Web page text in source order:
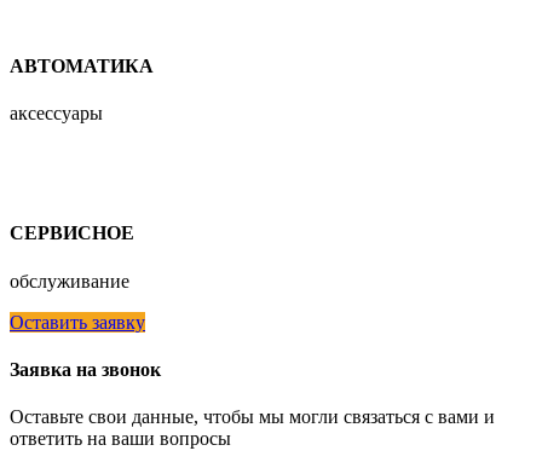
АВТОМАТИКА
аксессуары
СЕРВИСНОЕ
обслуживание
Оставить заявку
Заявка на звонок
Оставьте свои данные, чтобы мы могли связаться с вами и
ответить на ваши вопросы